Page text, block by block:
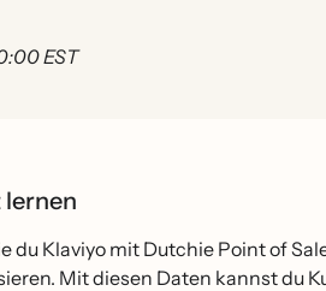
EST
du Klaviyo mit Dutchie Point of
Mit diesen Daten kannst du